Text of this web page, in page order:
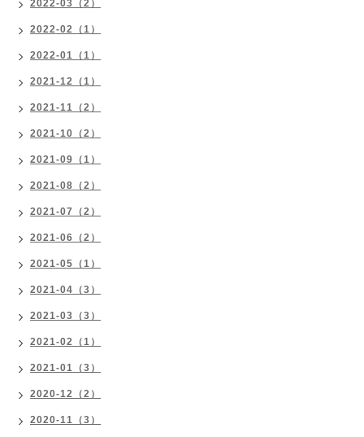
2022-03（2）
2022-02（1）
2022-01（1）
2021-12（1）
2021-11（2）
2021-10（2）
2021-09（1）
2021-08（2）
2021-07（2）
2021-06（2）
2021-05（1）
2021-04（3）
2021-03（3）
2021-02（1）
2021-01（3）
2020-12（2）
2020-11（3）